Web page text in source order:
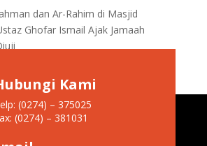
dan Ar-Rahim di Masjid
Ghofar Ismail Ajak Jamaah
Kami
(0274) – 375025
(0274) – 381031